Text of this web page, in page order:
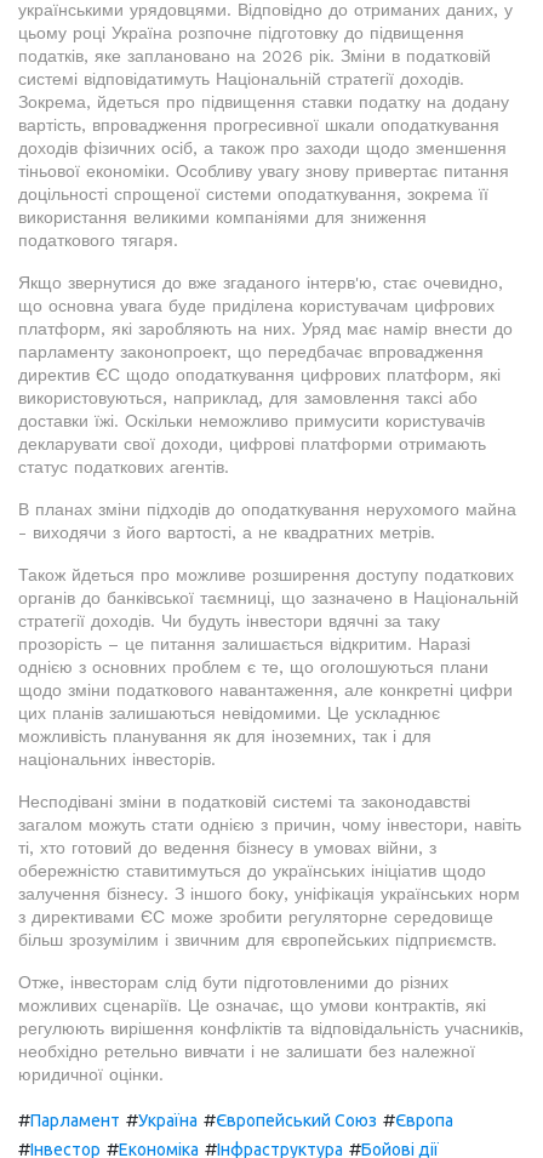
українськими урядовцями. Відповідно до отриманих даних, у
цьому році Україна розпочне підготовку до підвищення
податків, яке заплановано на 2026 рік. Зміни в податковій
системі відповідатимуть Національній стратегії доходів.
Зокрема, йдеться про підвищення ставки податку на додану
вартість, впровадження прогресивної шкали оподаткування
доходів фізичних осіб, а також про заходи щодо зменшення
тіньової економіки. Особливу увагу знову привертає питання
доцільності спрощеної системи оподаткування, зокрема її
використання великими компаніями для зниження
податкового тягаря.
Якщо звернутися до вже згаданого інтерв'ю, стає очевидно,
що основна увага буде приділена користувачам цифрових
платформ, які заробляють на них. Уряд має намір внести до
парламенту законопроект, що передбачає впровадження
директив ЄС щодо оподаткування цифрових платформ, які
використовуються, наприклад, для замовлення таксі або
доставки їжі. Оскільки неможливо примусити користувачів
декларувати свої доходи, цифрові платформи отримають
статус податкових агентів.
В планах зміни підходів до оподаткування нерухомого майна
- виходячи з його вартості, а не квадратних метрів.
Також йдеться про можливе розширення доступу податкових
органів до банківської таємниці, що зазначено в Національній
стратегії доходів. Чи будуть інвестори вдячні за таку
прозорість – це питання залишається відкритим. Наразі
однією з основних проблем є те, що оголошуються плани
щодо зміни податкового навантаження, але конкретні цифри
цих планів залишаються невідомими. Це ускладнює
можливість планування як для іноземних, так і для
національних інвесторів.
Несподівані зміни в податковій системі та законодавстві
загалом можуть стати однією з причин, чому інвестори, навіть
ті, хто готовий до ведення бізнесу в умовах війни, з
обережністю ставитимуться до українських ініціатив щодо
залучення бізнесу. З іншого боку, уніфікація українських норм
з директивами ЄС може зробити регуляторне середовище
більш зрозумілим і звичним для європейських підприємств.
Отже, інвесторам слід бути підготовленими до різних
можливих сценаріїв. Це означає, що умови контрактів, які
регулюють вирішення конфліктів та відповідальність учасників,
необхідно ретельно вивчати і не залишати без належної
юридичної оцінки.
#Парламент #Україна #Європейський Союз #Європа
#Інвестор #Економіка #Інфраструктура #Бойові дії